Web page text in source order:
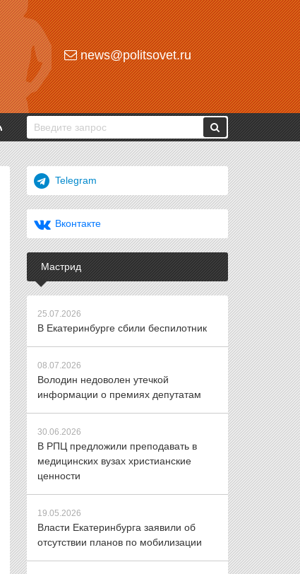
news@politsovet.ru
Telegram
Вконтакте
Мастрид
25.07.2026
В Екатеринбурге сбили беспилотник
08.07.2026
Володин недоволен утечкой
информации о премиях депутатам
30.06.2026
В РПЦ предложили преподавать в
медицинских вузах христианские
ценности
19.05.2026
Власти Екатеринбурга заявили об
отсутствии планов по мобилизации